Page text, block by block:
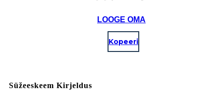
LOOGE OMA
Kopeeri
Süžeeskeem Kirjeldus